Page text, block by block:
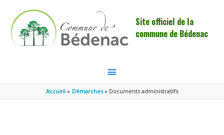
Site officiel de la
commune de Bédenac
MENU
PRINCIPAL
Accueil Démarches Documents administratifs